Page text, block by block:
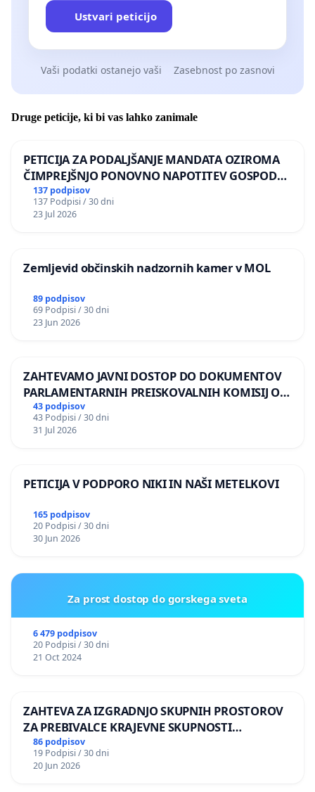
Ustvari peticijo
Vaši podatki ostanejo vaši Zasebnost po zasnovi
Druge peticije, ki bi vas lahko zanimale
PETICIJA ZA PODALJŠANJE MANDATA OZIROMA
ČIMPREJŠNJO PONOVNO NAPOTITEV GOSPODA
BERNARDA ŠRAJNERJA NA VELEPOSLANIŠTVO
REPUBLIKE SLOVENIJE V MOSKVI
137 podpisov
137 Podpisi / 30 dni
23 Jul 2026
Zemljevid občinskih nadzornih kamer v MOL
89 podpisov
69 Podpisi / 30 dni
23 Jun 2026
ZAHTEVAMO JAVNI DOSTOP DO DOKUMENTOV
PARLAMENTARNIH PREISKOVALNIH KOMISIJ O
ILEGALNI TRGOVINI Z OROŽJEM
43 podpisov
43 Podpisi / 30 dni
31 Jul 2026
PETICIJA V PODPORO NIKI IN NAŠI METELKOVI
165 podpisov
20 Podpisi / 30 dni
30 Jun 2026
Za prost dostop do gorskega sveta
6 479 podpisov
20 Podpisi / 30 dni
21 Oct 2024
ZAHTEVA ZA IZGRADNJO SKUPNIH PROSTOROV
ZA PREBIVALCE KRAJEVNE SKUPNOSTI
PRESTRANEK
86 podpisov
19 Podpisi / 30 dni
20 Jun 2026